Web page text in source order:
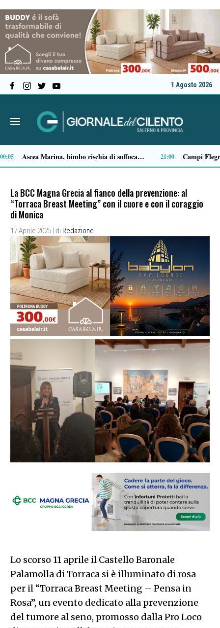
1 Agosto 2026
14:14 13:53
La BCC Magna Grecia al fianco della prevenzione: al
“Torraca Breast Meeting” con il cuore e con il coraggio
di Monica
17 Aprile 2025 | di Redazione
Lo scorso 11 aprile il Castello Baronale
Palamolla di Torraca si è illuminato di rosa
per il “Torraca Breast Meeting – Pensa in
Rosa”, un evento dedicato alla prevenzione
del tumore al seno, promosso dalla Pro Loco